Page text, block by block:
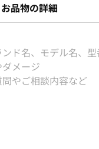
お品物の詳細